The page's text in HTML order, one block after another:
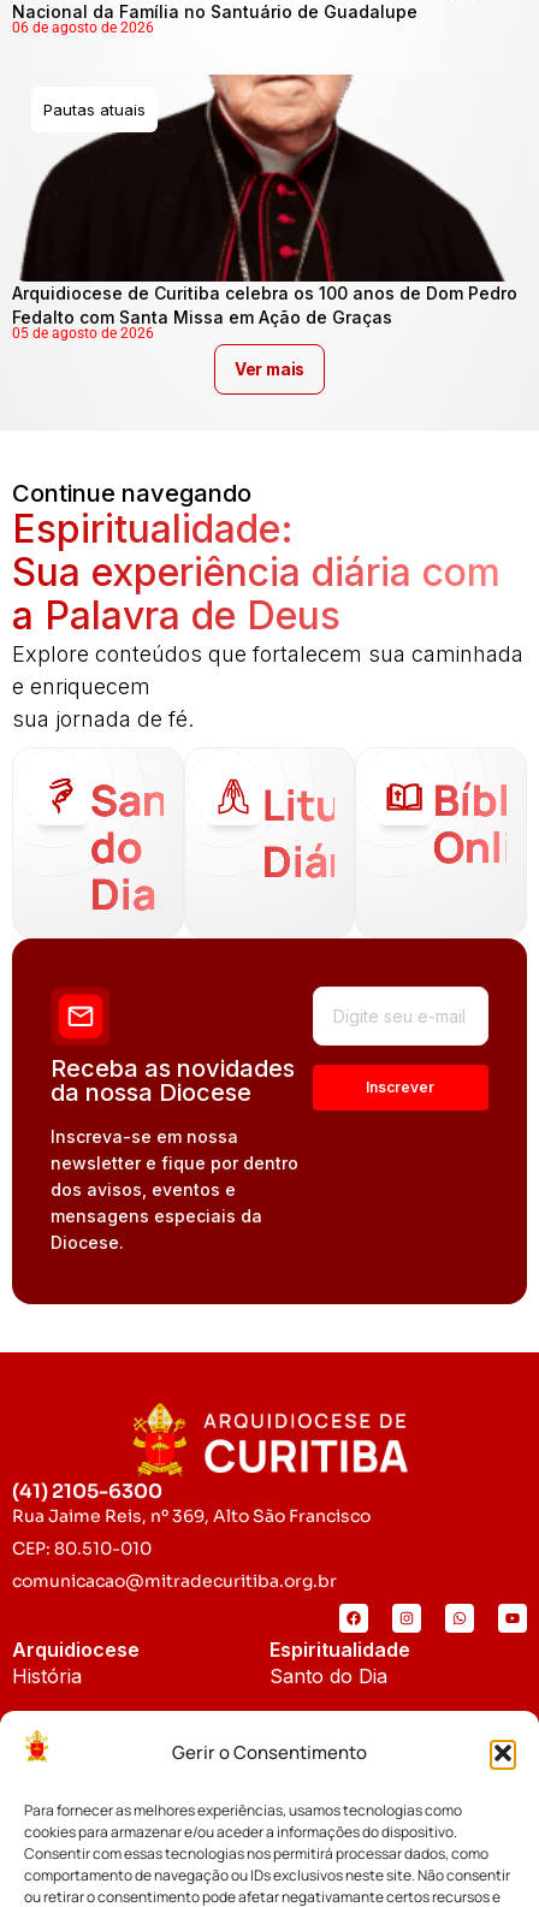
Gerir o Consentimento
Para fornecer as melhores experiências, usamos tecnologias como
cookies para armazenar e/ou aceder a informações do dispositivo.
Consentir com essas tecnologias nos permitirá processar dados, como
comportamento de navegação ou IDs exclusivos neste site. Não consentir
ou retirar o consentimento pode afetar negativamante certos recursos e
Nacional da Família no Santuário de Guadalupe
06 de agosto de 2026
Pautas atuais
Arquidiocese de Curitiba celebra os 100 anos de Dom Pedro
Fedalto com Santa Missa em Ação de Graças
05 de agosto de 2026
Ver mais
Continue navegando
Espiritualidade:
Sua experiência diária com
a Palavra de Deus
Explore conteúdos que fortalecem sua caminhada
e enriquecem
sua jornada de fé.
Santo
do
Dia
Liturgia
Diária
Receba as novidades
da nossa Diocese
Inscreva-se em nossa
newsletter e fique por dentro
dos avisos, eventos e
mensagens especiais da
Diocese.
(41) 2105-6300
Rua Jaime Reis, nº 369, Alto São Francisco
CEP: 80.510-010
comunicacao@mitradecuritiba.org.br
Arquidiocese
História
Padroeira
Espiritualidade
Santo do Dia
Notícias
Notícias da Arquidiocese
Notícias Cáritas
Cúria Diocesana
Fundo Diocesano